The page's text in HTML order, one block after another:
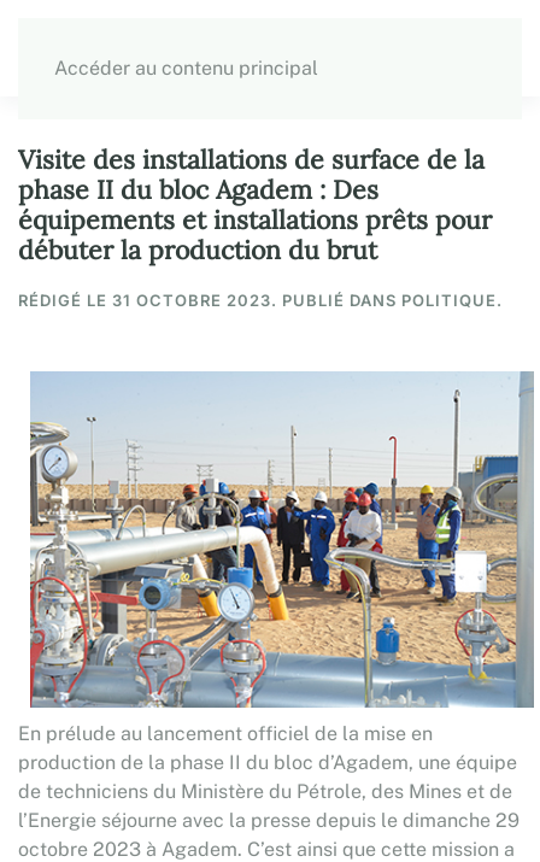
Accéder au contenu principal
Visite des installations de surface de la
phase II du bloc Agadem : Des
équipements et installations prêts pour
débuter la production du brut
RÉDIGÉ LE 31 OCTOBRE 2023. PUBLIÉ DANS POLITIQUE.
En prélude au lancement officiel de la mise en
production de la phase II du bloc d’Agadem, une équipe
de techniciens du Ministère du Pétrole, des Mines et de
l’Energie séjourne avec la presse depuis le dimanche 29
octobre 2023 à Agadem. C’est ainsi que cette mission a